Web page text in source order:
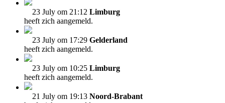
23 July om 21:12 Limburg
heeft zich aangemeld.
23 July om 17:29 Gelderland
heeft zich aangemeld.
23 July om 10:25 Limburg
heeft zich aangemeld.
21 July om 19:13 Noord-Brabant